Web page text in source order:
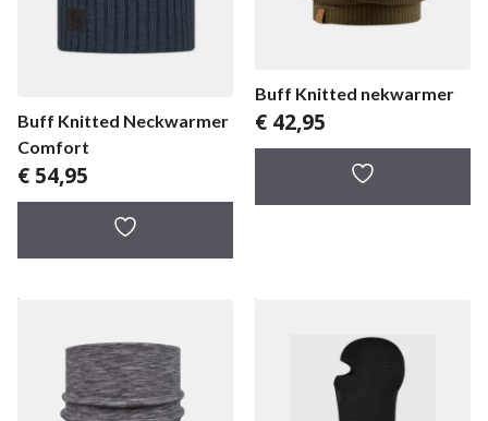
Buff Knitted Neckwarmer
Comfort
€ 54,95
Buff Knitted nekwarmer
€ 42,95